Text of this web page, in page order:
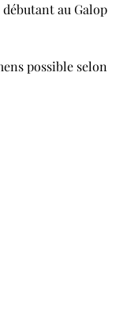
au Galop
possible selon